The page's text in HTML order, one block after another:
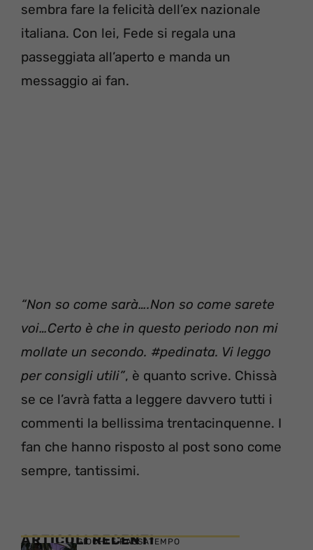
sembra fare la felicità dell’ex nazionale
italiana. Con lei, Fede si regala una
passeggiata all’aperto e manda un
messaggio ai fan.
“Non so come sarà….Non so come sarete
voi…Certo è che in questo periodo non mi
mollate un secondo. #pedinata. Vi leggo
per consigli utili”, è quanto scrive. Chissà
se ce l’avrà fatta a leggere davvero tutti i
commenti la bellissima trentacinquenne. I
fan che hanno risposto al post sono come
sempre, tantissimi.
ARTICOLI RECENTI
GIOCHI E PASSATEMPO